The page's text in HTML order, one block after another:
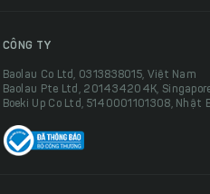
CÔNG TY
Baolau Co Ltd, 0313838015, Việt Nam
Baolau Pte Ltd, 201434204K,
Boeki Up Co Ltd, 5140001101308, Nhật